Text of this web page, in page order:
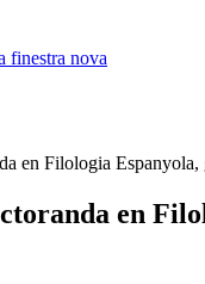
finestra nova
en Filologia
en